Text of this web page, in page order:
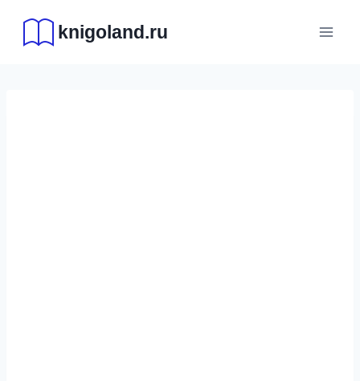
содержимому
knigoland.ru